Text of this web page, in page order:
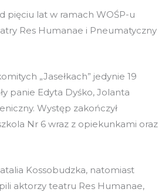
pięciu lat w ramach WOŚP-u
Res Humanae i Pneumatyczny
„Jasełkach” jedynie 19
panie Edyta Dyśko, Jolanta
Występ zakończył
Nr 6 wraz z opiekunkami oraz
Kossobudzka, natomiast
aktorzy teatru Res Humanae,